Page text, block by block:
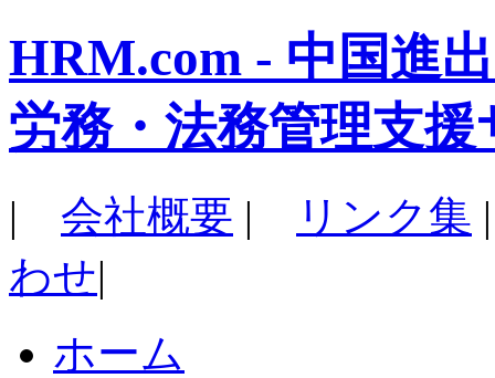
HRM.com - 中国進
労務・法務管理支援
| 会社概要 | リンク集
わせ|
ホーム